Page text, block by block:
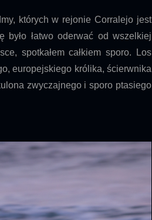
których w rejonie Corralejo jest
było łatwo oderwać od wszelkiej
spotkałem całkiem sporo. Los
europejskiego królika, ścierwnika
zwyczajnego i sporo ptasiego